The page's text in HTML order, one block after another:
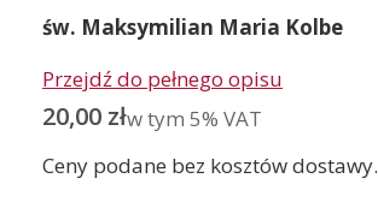
św. Maksymilian Maria Kolbe
Przejdź do pełnego opisu
Cena
20,00 złw tym 5% VAT
w tym 5% VAT
Ceny podane bez kosztów dostawy.